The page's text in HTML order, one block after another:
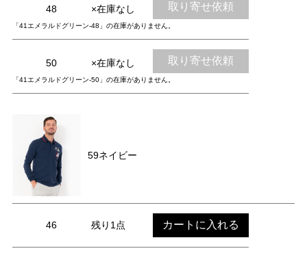
48 ×在庫なし 取り寄せ依頼
「41エメラルドグリーン-48」の在庫がありません。
50 ×在庫なし 取り寄せ依頼
「41エメラルドグリーン-50」の在庫がありません。
59ネイビー
46 残り1点 カートに入れる